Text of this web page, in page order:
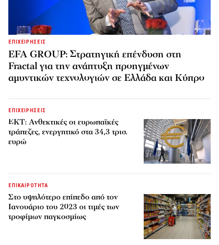
ΕΠΙΧΕΙΡΗΣΕΙΣ
EFA GROUP: Στρατηγική επένδυση στη
Fractal για την ανάπτυξη προηγμένων
αμυντικών τεχνολογιών σε Ελλάδα και Κύπρο
ΕΠΙΧΕΙΡΗΣΕΙΣ
ΕΚΤ: Ανθεκτικές οι ευρωπαϊκές
τράπεζες, ενεργητικό στα 34,3 τρισ.
ευρώ
ΕΠΙΚΑΙΡΟΤΗΤΑ
Στο υψηλότερο επίπεδο από τον
Ιανουάριο του 2023 οι τιμές των
τροφίμων παγκοσμίως